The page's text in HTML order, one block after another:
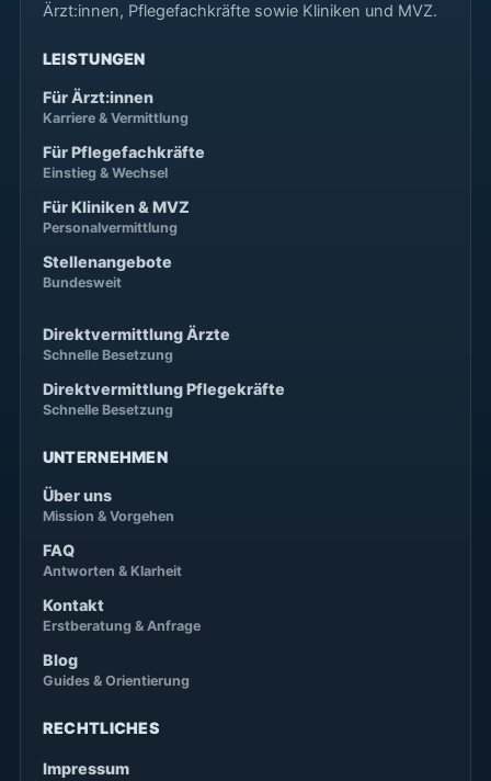
Ärzt:innen, Pflegefachkräfte sowie Kliniken und MVZ.
LEISTUNGEN
Für Ärzt:innen
Karriere & Vermittlung
Für Pflegefachkräfte
Einstieg & Wechsel
Für Kliniken & MVZ
Personalvermittlung
Stellenangebote
Bundesweit
Direktvermittlung Ärzte
Schnelle Besetzung
Direktvermittlung Pflegekräfte
Schnelle Besetzung
UNTERNEHMEN
Über uns
Mission & Vorgehen
FAQ
Antworten & Klarheit
Kontakt
Erstberatung & Anfrage
Blog
Guides & Orientierung
RECHTLICHES
Impressum